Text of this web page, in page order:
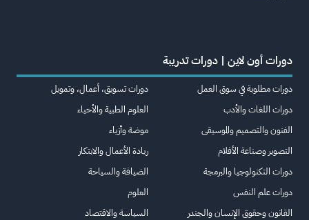
دورات أون لاين | دورات تدريبة
دورات مطلوبة في سوق العمل
دورات اللغات والأدب
الفنون والتصميم والموسيقى
التصوير وصناعة الأفلام
دورات التكنولوجيا والبرمجة
دورات علم النفس
القانون وحقوق الإنسان والجندر
دورات تسويق، أعمال، وتمويل
العلوم الطبية والأحياء
موضة وأزياء
ريادة الأعمال والابتكار
الضيافة والسياحة
العلوم
السياسة والاقتصاد